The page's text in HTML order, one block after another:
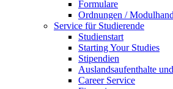
Formulare
Ordnungen /
Service für Studierende
Studienstart
Starting Your Studies
Stipendien
Auslandsaufenthalte
Career Service